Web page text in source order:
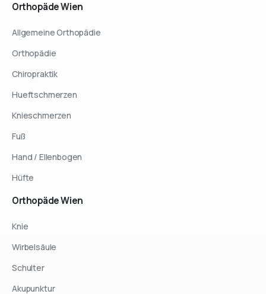
OrthopädeWien
Allgemeine Orthopädie
Orthopädie
Chiropraktik
Hueftschmerzen
Knieschmerzen
Fuß
Hand / Ellenbogen
Hüfte
OrthopädeWien
Knie
Wirbelsäule
Schulter
Akupunktur